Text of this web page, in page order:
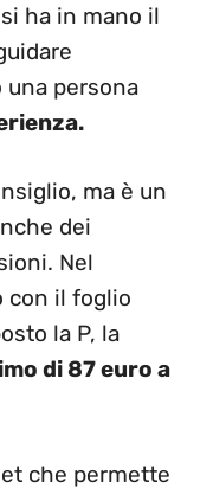
ha in mano il
una persona
ma è un
dei
Nel
con il foglio
la P, la
di 87 euro a
che permette